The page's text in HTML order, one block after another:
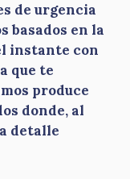
de urgencia
basados en la
instante con
que te
produce
donde, al
detalle